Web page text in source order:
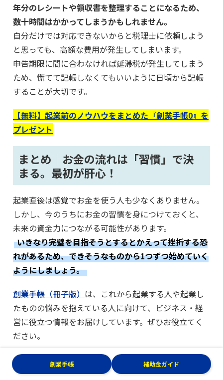
年分のレシートや領収書を整理することになるため、
数十時間はかかってしまうかもしれません。
自分だけでは対応できないからと税理士に依頼しよう
と思っても、高額な費用が発生してしまいます。
申告期限に間に合わなければ延滞税が発生してしまう
ため、慌てて記帳しなくてもいいように日頃から記帳
することが大切です。
【無料】起業前のノウハウをまとめた『創業手帳0』を
プレゼント
まとめ｜お金の流れは「習慣」で決
まる。最初が肝心！
起業直後は感覚でお金を使う人も少なくありません。
しかし、今のうちにお金の習慣を身につけておくと、
未来の資金力につながる可能性があります。
いきなり完璧を目指そうとするとかえって挫折する恐
れがあるため、できそうなものから1つずつ始めていく
ようにしましょう。
創業手帳（冊子版） は、これから起業する人や起業し
たものの悩みを抱えている人に向けて、ビジネス・経
営に役立つ情報をお届けしています。ぜひお役立てく
ださい。
創業手帳 補助金ガイド